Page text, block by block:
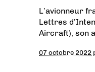
L’avionneur
Lettres
Aircraft), son
07 octobre 2022